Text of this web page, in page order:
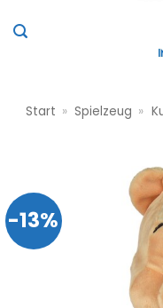
Inhalt
Start » Spielzeug »
-13%